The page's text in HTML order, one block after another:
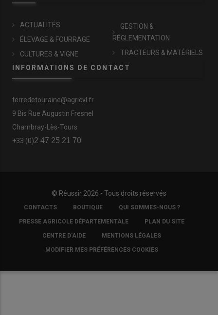
ACTUALITÉS
ÉLEVAGE & FOURRAGE
CULTURES & VIGNE
GESTION &
RÉGLEMENTATION
TRACTEURS & MATÉRIELS
INFORMATIONS DE CONTACT
terredetouraine@agricvl.fr
9 Bis Rue Augustin Fresnel
Chambray-Lès-Tours
+33 (0)2 47 25 21 70
© Réussir 2026 - Tous droits réservés
FOOTER
COPYRIGHT
CONTACTS BOUTIQUE QUI SOMMES-NOUS ?
PRESSE AGRICOLE DÉPARTEMENTALE PLAN DU SITE
CENTRE D'AIDE MENTIONS LÉGALES
MODIFIER MES PRÉFÉRENCES COOKIES